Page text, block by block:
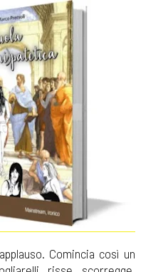
Comincia così un